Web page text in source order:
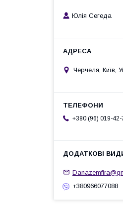
Юлія Сегеда
Черчеля, Київ,
+380 (96) 019-42-
+380966077088